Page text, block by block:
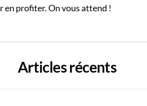
en profiter. On vous attend !
Articles récents